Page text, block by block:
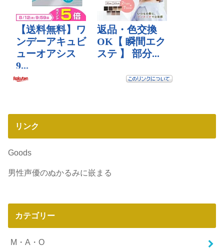
リンク
Goods
男性声優のぬかるみに嵌まる
カテゴリー
M・A・O